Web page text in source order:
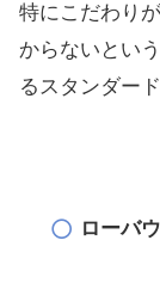
特にこだわり
からないという
るスタンダー
ローバ